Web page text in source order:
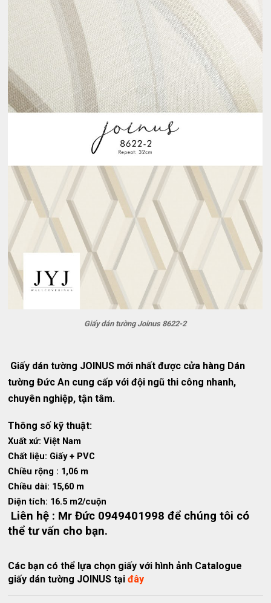
Giấy dán tường Joinus 8622-2
Giấy dán tường JOINUS mới nhất được cửa hàng Dán
tường Đức An cung cấp với đội ngũ thi công nhanh,
chuyên nghiệp, tận tâm.
Thông số kỹ thuật:
Xuất xứ: Việt Nam
Chất liệu: Giấy + PVC
Chiều rộng : 1,06 m
Chiều dài: 15,60 m
Diện tích: 16.5 m2/cuộn
Liên hệ : Mr Đức 0949401998 để chúng tôi có
thể tư vấn cho bạn.
Các bạn có thể lựa chọn giấy với hình ảnh Catalogue
giấy dán tường JOINUS tạiđây